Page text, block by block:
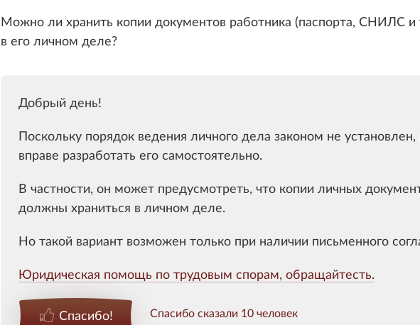
Можно ли хранить копии документов работника (паспорта, СНИЛС и
в его личном деле?
Добрый день!
Поскольку порядок ведения личного дела законом не
вправе разработать его самостоятельно.
В частности, он может предусмотреть, что копии личных
должны храниться в личном деле.
Но такой вариант возможен только при наличии письменного
Юридическая помощь по трудовым спорам, обращайтесть.
Спасибо! Спасибо сказали 10 человек